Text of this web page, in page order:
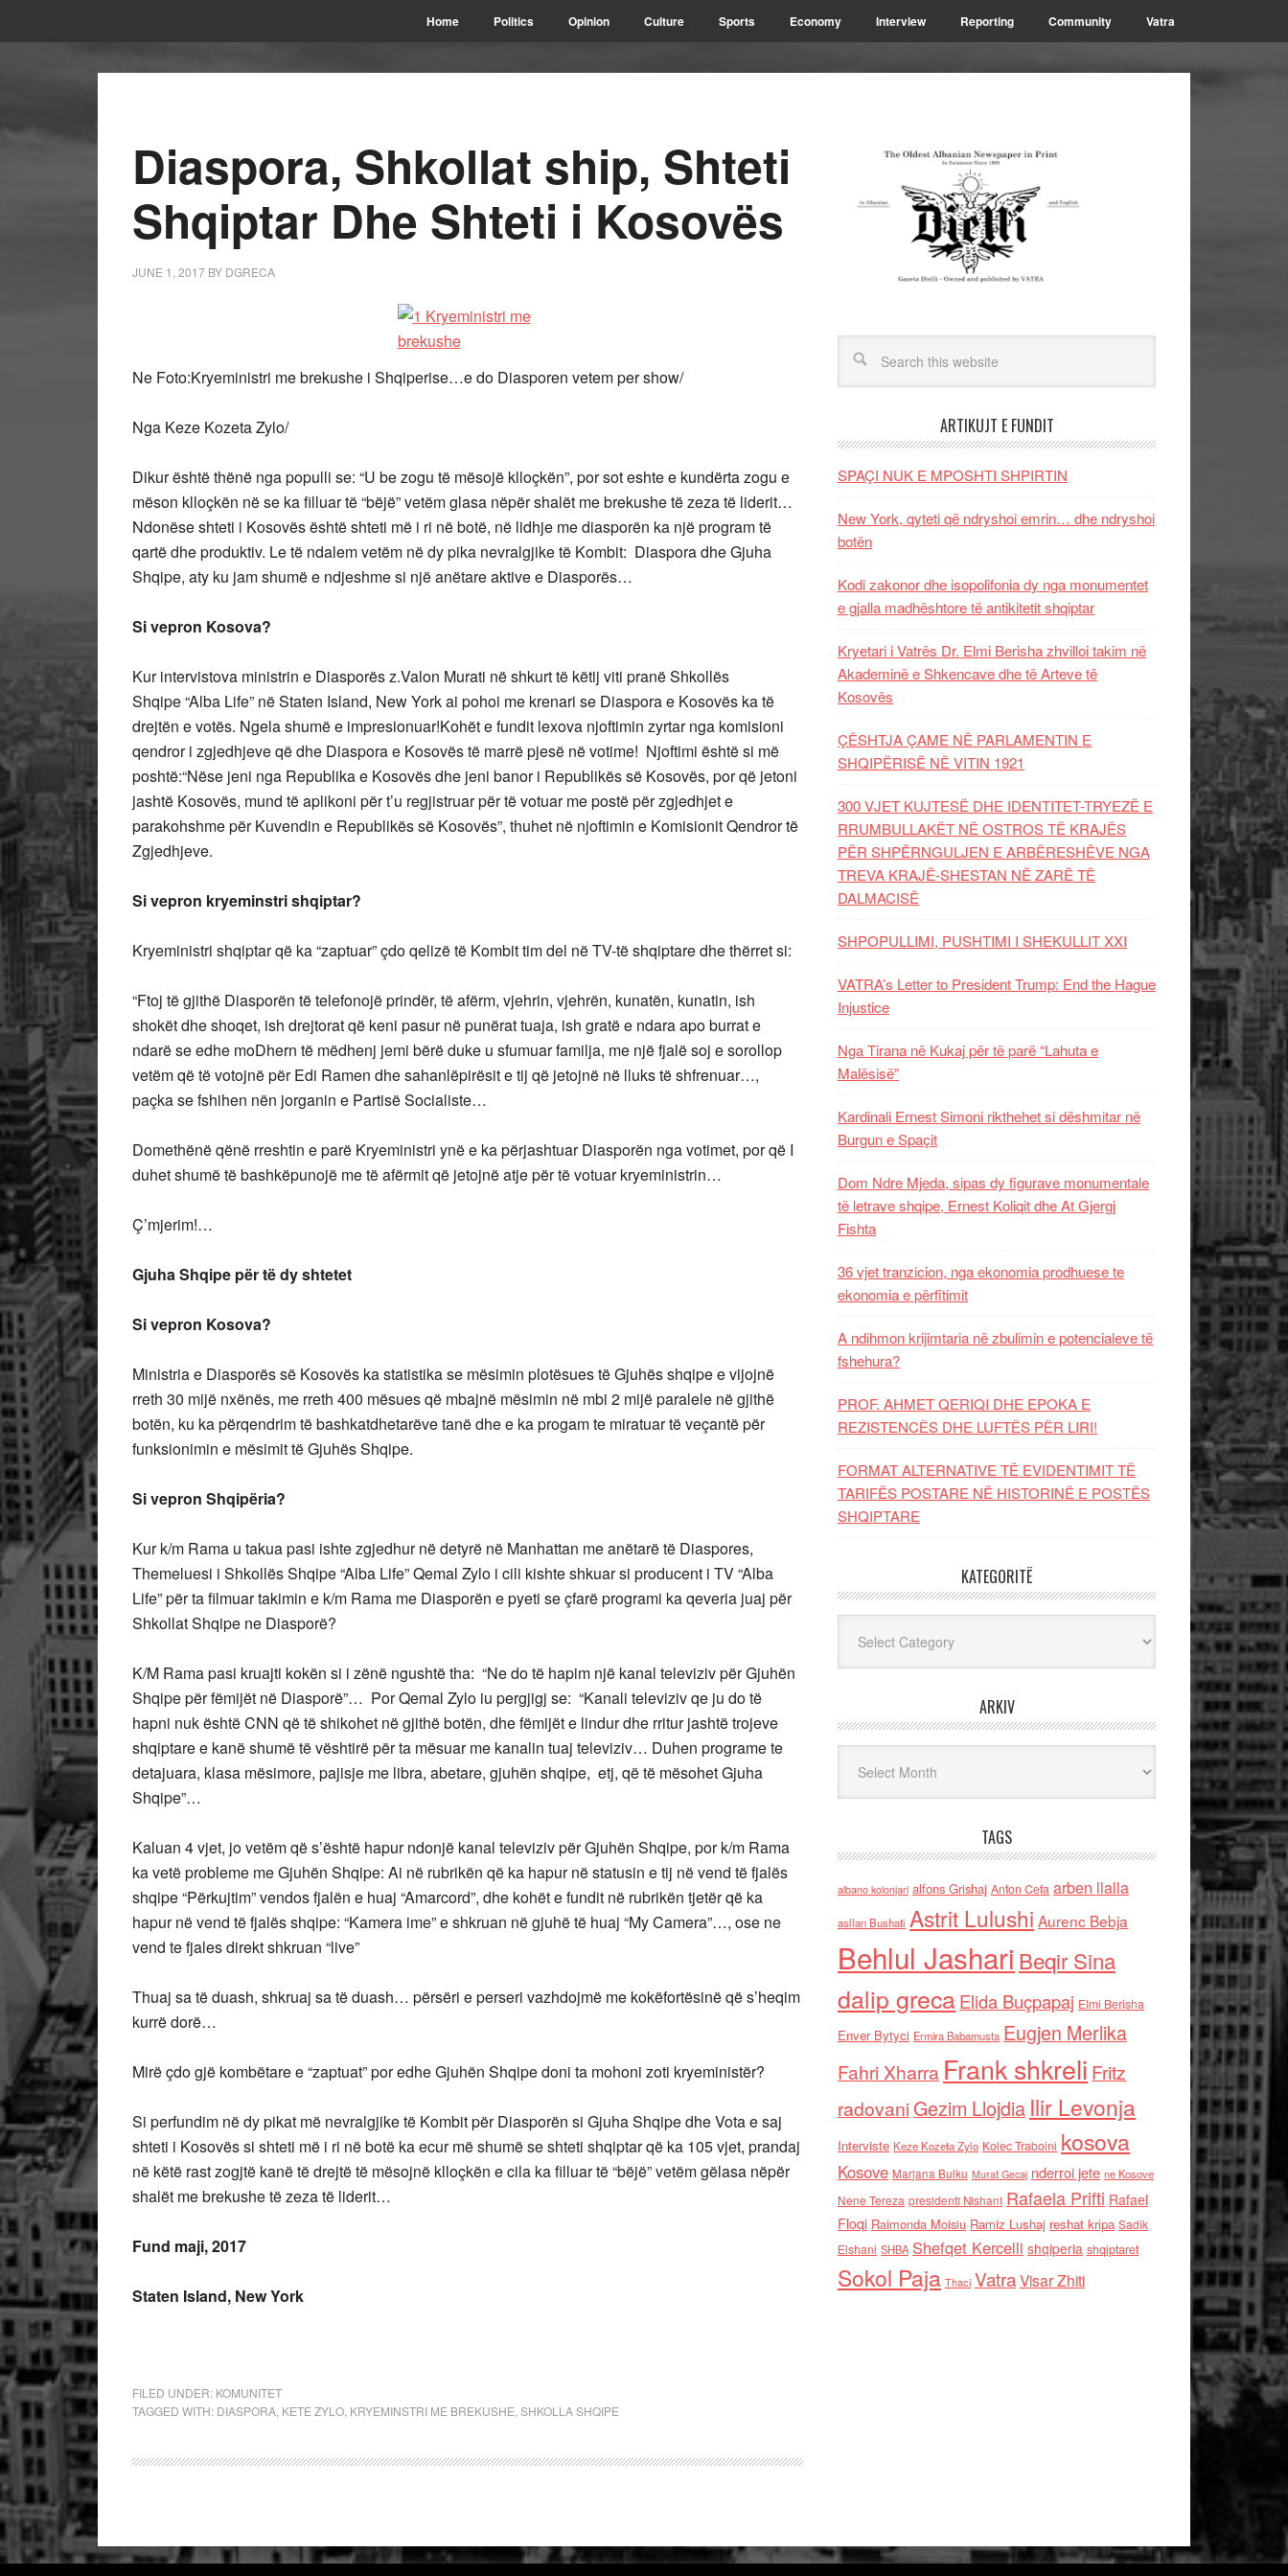
Home Politics Opinion Culture Sports Economy Interview Reporting Community Vatra
Diaspora, Shkollat ship, Shteti
Shqiptar Dhe Shteti i Kosovës
JUNE 1, 2017 BY DGRECA
Ne Foto:Kryeministri me brekushe i Shqiperise…e do Diasporen vetem per show/
Nga Keze Kozeta Zylo/
Dikur është thënë nga populli se: “U be zogu të mësojë klloçkën”, por sot eshte e kundërta zogu e
mëson klloçkën në se ka filluar të “bëjë” vetëm glasa nëpër shalët me brekushe të zeza të liderit…
Ndonëse shteti i Kosovës është shteti më i ri në botë, në lidhje me diasporën ka një program të
qartë dhe produktiv. Le të ndalem vetëm në dy pika nevralgjike të Kombit: Diaspora dhe Gjuha
Shqipe, aty ku jam shumë e ndjeshme si një anëtare aktive e Diasporës…
Si vepron Kosova?
Kur intervistova ministrin e Diasporës z.Valon Murati në shkurt të këtij viti pranë Shkollës
Shqipe “Alba Life” në Staten Island, New York ai pohoi me krenari se Diaspora e Kosovës ka të
drejtën e votës. Ngela shumë e impresionuar!Kohët e fundit lexova njoftimin zyrtar nga komisioni
qendror i zgjedhjeve që dhe Diaspora e Kosovës të marrë pjesë në votime! Njoftimi është si më
poshtë:“Nëse jeni nga Republika e Kosovës dhe jeni banor i Republikës së Kosovës, por që jetoni
jashtë Kosovës, mund të aplikoni për t’u regjistruar për të votuar me postë për zgjedhjet e
parakohshme për Kuvendin e Republikës së Kosovës”, thuhet në njoftimin e Komisionit Qendror të
Zgjedhjeve.
Si vepron kryeminstri shqiptar?
Kryeministri shqiptar që ka “zaptuar” çdo qelizë të Kombit tim del në TV-të shqiptare dhe thërret si:
“Ftoj të gjithë Diasporën të telefonojë prindër, të afërm, vjehrin, vjehrën, kunatën, kunatin, ish
shokët dhe shoqet, ish drejtorat që keni pasur në punërat tuaja, ish gratë e ndara apo burrat e
ndarë se edhe moDhern të mëdhenj jemi bërë duke u sfumuar familja, me një fjalë soj e sorollop
vetëm që të votojnë për Edi Ramen dhe sahanlëpirësit e tij që jetojnë në lluks të shfrenuar…,
paçka se fshihen nën jorganin e Partisë Socialiste…
Domethënë qënë rreshtin e parë Kryeministri ynë e ka përjashtuar Diasporën nga votimet, por që I
duhet shumë të bashkëpunojë me të afërmit që jetojnë atje për të votuar kryeministrin…
Ç’mjerim!…
Gjuha Shqipe për të dy shtetet
Si vepron Kosova?
Ministria e Diasporës së Kosovës ka statistika se mësimin plotësues të Gjuhës shqipe e vijojnë
rreth 30 mijë nxënës, me rreth 400 mësues që mbajnë mësimin në mbi 2 mijë paralele në gjithë
botën, ku ka përqendrim të bashkatdhetarëve tanë dhe e ka progam te miratuar të veçantë për
funksionimin e mësimit të Gjuhës Shqipe.
Si vepron Shqipëria?
Kur k/m Rama u takua pasi ishte zgjedhur në detyrë në Manhattan me anëtarë të Diaspores,
Themeluesi i Shkollës Shqipe “Alba Life” Qemal Zylo i cili kishte shkuar si producent i TV “Alba
Life” për ta filmuar takimin e k/m Rama me Diasporën e pyeti se çfarë programi ka qeveria juaj për
Shkollat Shqipe ne Diasporë?
K/M Rama pasi kruajti kokën si i zënë ngushtë tha: “Ne do të hapim një kanal televiziv për Gjuhën
Shqipe për fëmijët në Diasporë”… Por Qemal Zylo iu pergjigj se: “Kanali televiziv qe ju do të
hapni nuk është CNN që të shikohet në gjithë botën, dhe fëmijët e lindur dhe rritur jashtë trojeve
shqiptare e kanë shumë të vështirë për ta mësuar me kanalin tuaj televiziv… Duhen programe te
detajuara, klasa mësimore, pajisje me libra, abetare, gjuhën shqipe, etj, që të mësohet Gjuha
Shqipe”…
Kaluan 4 vjet, jo vetëm që s’është hapur ndonjë kanal televiziv për Gjuhën Shqipe, por k/m Rama
ka vetë probleme me Gjuhën Shqipe: Ai në rubrikën që ka hapur në statusin e tij në vend të fjalës
shqipe “Përkujtim” vendos fjalën e huaj “Amarcord”, dhe kohët e fundit në rubrikën tjetër që ka
hapur në vend të fjalës shqipe: “Kamera ime” e shkruan në gjuhë të huaj “My Camera”…, ose ne
vend te fjales direkt shkruan “live”
Thuaj sa të duash, shkruaj sa të duash… përsëri e perseri vazhdojmë me kokëfortësinë që s’heqim
kurrë dorë…
Mirë çdo gjë kombëtare e “zaptuat” por edhe Gjuhën Shqipe doni ta mohoni zoti kryeministër?
Si perfundim në dy pikat më nevralgjike të Kombit për Diasporën si Gjuha Shqipe dhe Vota e saj
shteti i Kosovës si shteti më i ri në botë ka ecur më shumë se shteti shqiptar që ka 105 vjet, prandaj
në këtë rast zogjtë kanë të drejtë të mësojnë klloçkën e cila ka filluar të “bëjë” vetëm gëlasa nëpër
shalët me brekushe të zeza të liderit…
Fund maji, 2017
Staten Island, New York
FILED UNDER: KOMUNITET
TAGGED WITH: DIASPORA KETE ZYLO KRYEMINSTRI ME BREKUSHE SHKOLLA SHQIPE
ARTIKUJT E FUNDIT
SPAÇI NUK E MPOSHTI SHPIRTIN
New York, qyteti që ndryshoi emrin… dhe ndryshoi
botën
Kodi zakonor dhe isopolifonia dy nga monumentet
e gjalla madhështore të antikitetit shqiptar
Kryetari i Vatrës Dr. Elmi Berisha zhvilloi takim në
Akademinë e Shkencave dhe të Arteve të
Kosovës
ÇËSHTJA ÇAME NË PARLAMENTIN E
SHQIPËRISË NË VITIN 1921
300 VJET KUJTESË DHE IDENTITET-TRYEZË E
RRUMBULLAKËT NË OSTROS TË KRAJËS
PËR SHPËRNGULJEN E ARBËRESHËVE NGA
TREVA KRAJË-SHESTAN NË ZARË TË
DALMACISË
SHPOPULLIMI, PUSHTIMI I SHEKULLIT XXI
VATRA’s Letter to President Trump: End the Hague
Injustice
Nga Tirana në Kukaj për të parë “Lahuta e
Malësisë”
Kardinali Ernest Simoni rikthehet si dëshmitar në
Burgun e Spaçit
Dom Ndre Mjeda, sipas dy figurave monumentale
të letrave shqipe, Ernest Koliqit dhe At Gjergj
Fishta
36 vjet tranzicion, nga ekonomia prodhuese te
ekonomia e përfitimit
A ndihmon krijimtaria në zbulimin e potencialeve të
fshehura?
PROF. AHMET QERIQI DHE EPOKA E
REZISTENCЁS DHE LUFTЁS PЁR LIRI!
FORMAT ALTERNATIVE TË EVIDENTIMIT TË
TARIFËS POSTARE NË HISTORINË E POSTËS
SHQIPTARE
KATEGORITË
ARKIV
TAGS
albano kolonjari alfons Grishaj Anton Cefa arben llalla
asllan Bushati Astrit Lulushi Aurenc Bebja
Behlul Jashari Beqir Sina
dalip grecaElida Buçpapaj Elmi Berisha
Enver Bytyci Ermira Babamusta Eugjen Merlika
Fahri Xharra Frank shkreli Fritz
radovaniGezim Llojdia Ilir Levonja
Interviste Keze Kozeta Zylo Kolec Traboini kosova
Kosove Marjana Bulku Murat Gecaj nderroi jete ne Kosove
Nene Tereza presidenti Nishani Rafaela Prifti Rafael
Floqi Raimonda Moisiu Ramiz Lushaj reshat kripa Sadik
Elshani SHBA Shefqet Kercelli shqiperia shqiptaret
Sokol Paja Thaci VatraVisar Zhiti